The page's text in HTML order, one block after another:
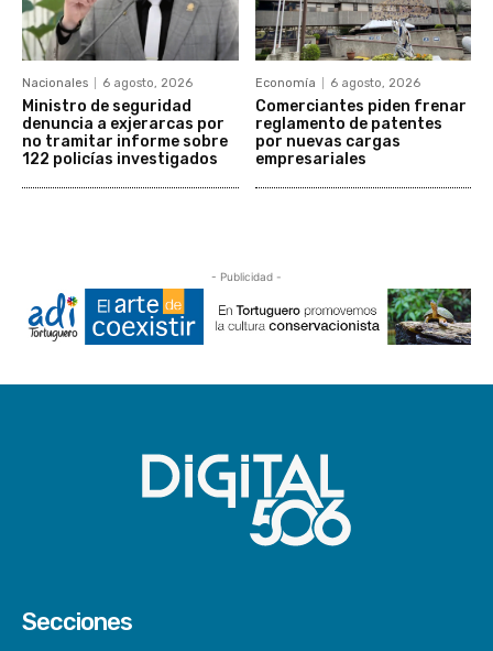
Nacionales 6 agosto, 2026
Ministro de seguridad
denuncia a exjerarcas por
no tramitar informe sobre
122 policías investigados
Economía 6 agosto, 2026
Comerciantes piden frenar
reglamento de patentes
por nuevas cargas
empresariales
- Publicidad -
Secciones